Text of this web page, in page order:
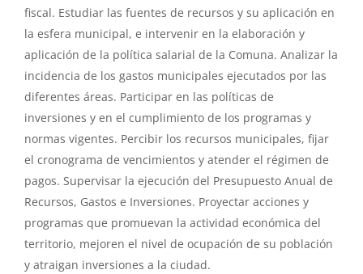
fiscal. Estudiar las fuentes de recursos y su aplicación en
la esfera municipal, e intervenir en la elaboración y
aplicación de la política salarial de la Comuna. Analizar la
incidencia de los gastos municipales ejecutados por las
diferentes áreas. Participar en las políticas de
inversiones y en el cumplimiento de los programas y
normas vigentes. Percibir los recursos municipales, fijar
el cronograma de vencimientos y atender el régimen de
pagos. Supervisar la ejecución del Presupuesto Anual de
Recursos, Gastos e Inversiones. Proyectar acciones y
programas que promuevan la actividad económica del
territorio, mejoren el nivel de ocupación de su población
y atraigan inversiones a la ciudad.